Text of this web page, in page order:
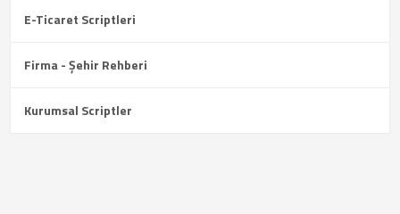
E-Ticaret Scriptleri
Firma - Şehir Rehberi
Kurumsal Scriptler